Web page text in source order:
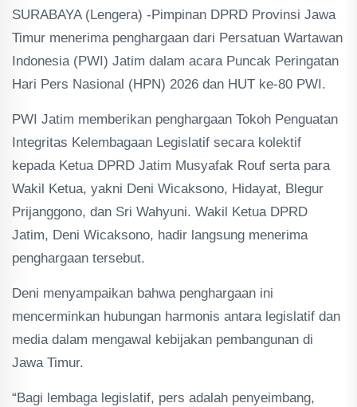
SURABAYA (Lengera) -Pimpinan DPRD Provinsi Jawa
Timur menerima penghargaan dari Persatuan Wartawan
Indonesia (PWI) Jatim dalam acara Puncak Peringatan
Hari Pers Nasional (HPN) 2026 dan HUT ke-80 PWI.
PWI Jatim memberikan penghargaan Tokoh Penguatan
Integritas Kelembagaan Legislatif secara kolektif
kepada Ketua DPRD Jatim Musyafak Rouf serta para
Wakil Ketua, yakni Deni Wicaksono, Hidayat, Blegur
Prijanggono, dan Sri Wahyuni. Wakil Ketua DPRD
Jatim, Deni Wicaksono, hadir langsung menerima
penghargaan tersebut.
Deni menyampaikan bahwa penghargaan ini
mencerminkan hubungan harmonis antara legislatif dan
media dalam mengawal kebijakan pembangunan di
Jawa Timur.
“Bagi lembaga legislatif, pers adalah penyeimbang,